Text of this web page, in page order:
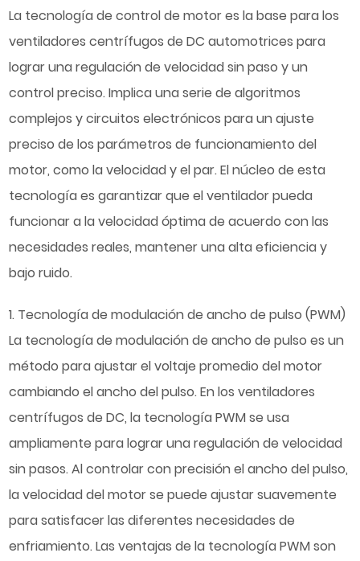
La tecnología de control de motor es la base para los
ventiladores centrífugos de DC automotrices para
lograr una regulación de velocidad sin paso y un
control preciso. Implica una serie de algoritmos
complejos y circuitos electrónicos para un ajuste
preciso de los parámetros de funcionamiento del
motor, como la velocidad y el par. El núcleo de esta
tecnología es garantizar que el ventilador pueda
funcionar a la velocidad óptima de acuerdo con las
necesidades reales, mantener una alta eficiencia y
bajo ruido.
1. Tecnología de modulación de ancho de pulso (PWM)
La tecnología de modulación de ancho de pulso es un
método para ajustar el voltaje promedio del motor
cambiando el ancho del pulso. En los ventiladores
centrífugos de DC, la tecnología PWM se usa
ampliamente para lograr una regulación de velocidad
sin pasos. Al controlar con precisión el ancho del pulso,
la velocidad del motor se puede ajustar suavemente
para satisfacer las diferentes necesidades de
enfriamiento. Las ventajas de la tecnología PWM son